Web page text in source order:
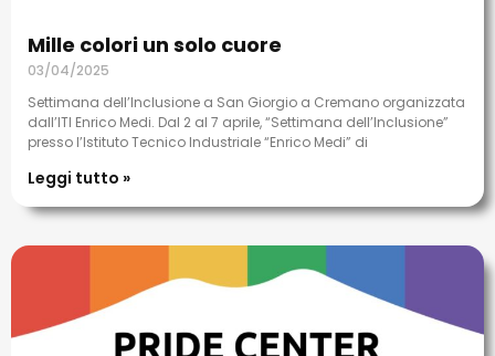
Mille colori un solo cuore
03/04/2025
Settimana dell’Inclusione a San Giorgio a Cremano organizzata
dall’ITI Enrico Medi. Dal 2 al 7 aprile, “Settimana dell’Inclusione”
presso l’Istituto Tecnico Industriale “Enrico Medi” di
Leggi tutto »